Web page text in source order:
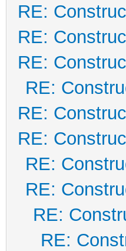
RE:
RE:
RE:
RE:
RE:
RE:
RE:
RE:
RE:
RE: